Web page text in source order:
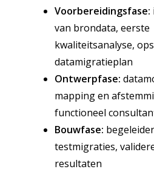
Voorbereidingsfase:
van brondata, eerste
kwaliteitsanalyse,
datamigratieplan
Ontwerpfase:
mapping en
functioneel
Bouwfase:
testmigraties,
resultaten